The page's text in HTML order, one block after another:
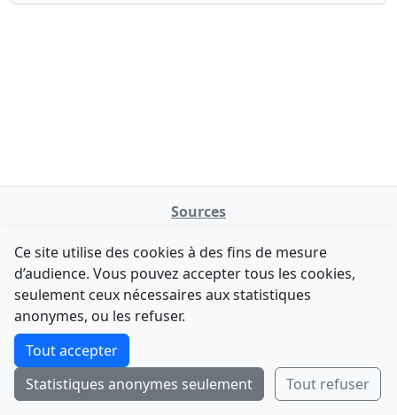
Sources
data.gouv.fr
Legifrance - API
Contact
F-Droid·App Store
Tchap
© 2026retiolus— NATINFo
Code source sous licence GPL v3+
Comment avez-vous découvert NATINFo ?
Une courte réponse suffit (500 caractères max).
Envoyer Ignorer
Ce site utilise des cookies à des fins de mesure
d’audience. Vous pouvez accepter tous les cookies,
seulement ceux nécessaires aux statistiques
anonymes, ou les refuser.
Tout accepter
Statistiques anonymes seulement
Tout refuser